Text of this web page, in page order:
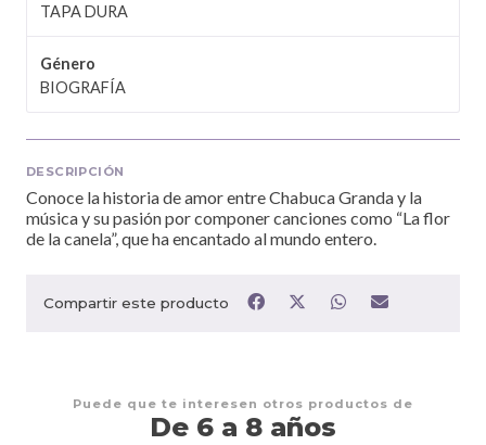
TAPA DURA
Género
BIOGRAFÍA
DESCRIPCIÓN
Conoce la historia de amor entre Chabuca Granda y la
música y su pasión por componer canciones como “La flor
de la canela”, que ha encantado al mundo entero.
Compartir este producto
Puede que te interesen otros productos de
De 6 a 8 años